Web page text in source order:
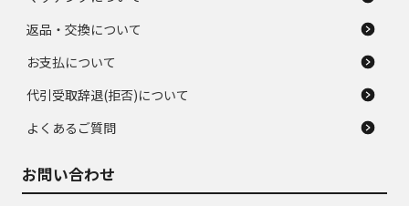
返品・交換について
お支払について
代引受取辞退(拒否)について
よくあるご質問
お問い合わせ